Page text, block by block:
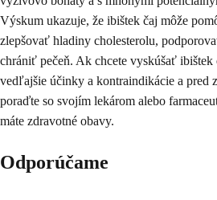
Výskum ukazuje, že ibištek čaj môže
zlepšovať hladiny cholesterolu,
chrániť pečeň. Ak chcete vyskúšať ibištek
vedľajšie účinky a kontraindikácie a pred
poraďte so svojím lekárom alebo
máte zdravotné obavy.
Odporúčame